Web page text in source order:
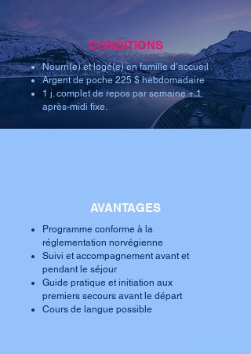
CONDITIONS
Nourri(e) et logé(e) en famille d’accueil
Argent de poche 225 $ hebdomadaire
1 j. complet de repos par semaine + 1
après-midi fixe.
AVANTAGES
Programme conforme à la
réglementation norvégienne
Suivi et accompagnement avant et
pendant le séjour
Guide pratique et initiation aux
premiers secours avant le départ
Cours de langue possible